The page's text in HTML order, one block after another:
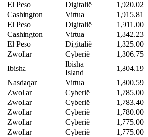
El Peso Digitalië
1,920.02
Cashington Virtua
1,915.81
El Peso Digitalië
1,911.00
Cashington Virtua
1,842.23
El Peso Digitalië
1,825.00
Zwollar Cyberië
1,806.75
Ibisha
Ibisha
Island
1,804.19
Nasdaqar Virtua
1,800.59
Zwollar Cyberië
1,785.00
Zwollar Cyberië
1,783.40
Zwollar Cyberië
1,780.00
Zwollar Cyberië
1,775.00
Zwollar Cyberië
1,775.00